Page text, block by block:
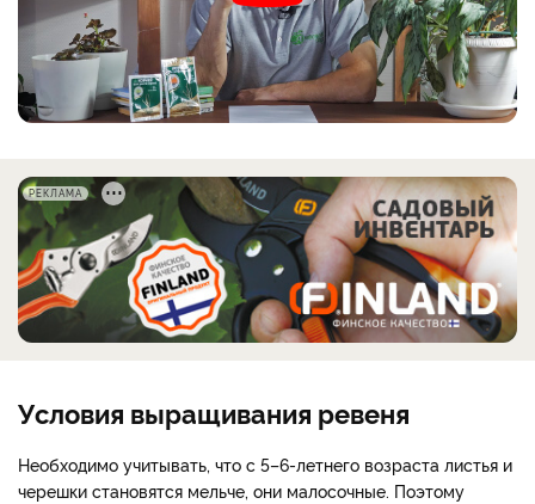
РЕКЛАМА
Условия выращивания ревеня
Необходимо учитывать, что с 5–6-летнего возраста листья и
черешки становятся мельче, они малосочные. Поэтому